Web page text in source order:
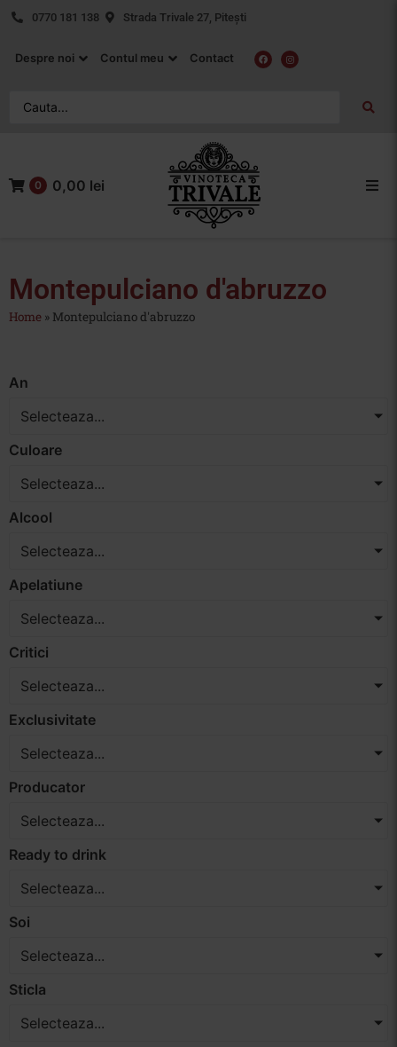
0770 181 138 Strada Trivale 27, Pitești
Despre noi Contul meu Contact
Vin Alb
Vinuri Spumante
Distilate
Accesorii
0 0,00 lei
Montepulciano d'abruzzo
Home » Montepulciano d'abruzzo
An
Selecteaza...
Culoare
Selecteaza...
Alcool
Selecteaza...
Apelatiune
Selecteaza...
Critici
Selecteaza...
Exclusivitate
Selecteaza...
Producator
Selecteaza...
Ready to drink
Selecteaza...
Soi
Selecteaza...
Sticla
Selecteaza...